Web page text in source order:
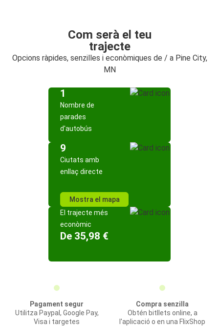
Com serà el teu
trajecte
Opcions ràpides, senzilles i econòmiques de / a Pine City,
MN
1
Nombre de
parades
d'autobús
9
Ciutats amb
enllaç directe
Mostra el mapa
El trajecte més
econòmic
De 35,98 €
Pagament segur
Utilitza Paypal, Google Pay,
Visa i targetes
Compra senzilla
Obtén bitllets online, a
l'aplicació o en una FlixShop